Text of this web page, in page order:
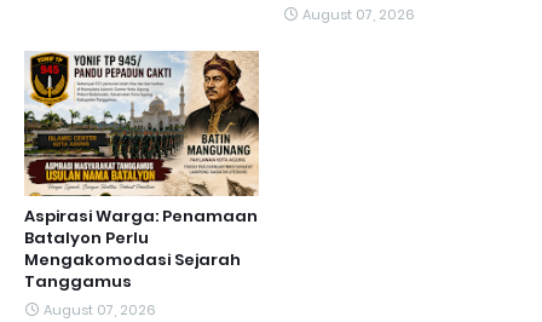
August 07, 2026
Aspirasi Warga: Penamaan
Batalyon Perlu
Mengakomodasi Sejarah
Tanggamus
August 07, 2026